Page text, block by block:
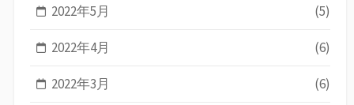
2022年5月 (5)
2022年4月 (6)
2022年3月 (6)